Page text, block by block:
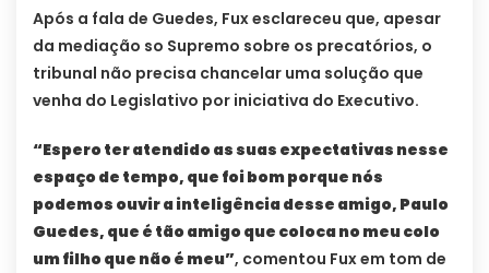
Após a fala de Guedes, Fux esclareceu que, apesar
da mediação so Supremo sobre os precatórios, o
tribunal não precisa chancelar uma solução que
venha do Legislativo por iniciativa do Executivo.
“Espero ter atendido as suas expectativas nesse
espaço de tempo, que foi bom porque nós
podemos ouvir a inteligência desse amigo, Paulo
Guedes, que é tão amigo que coloca no meu colo
um filho que não é meu”, comentou Fux em tom de